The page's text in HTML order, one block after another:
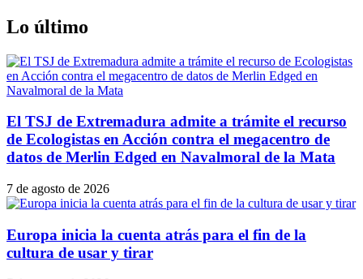
Lo último
El TSJ de Extremadura admite a trámite el recurso
de Ecologistas en Acción contra el megacentro de
datos de Merlin Edged en Navalmoral de la Mata
7 de agosto de 2026
Europa inicia la cuenta atrás para el fin de la
cultura de usar y tirar